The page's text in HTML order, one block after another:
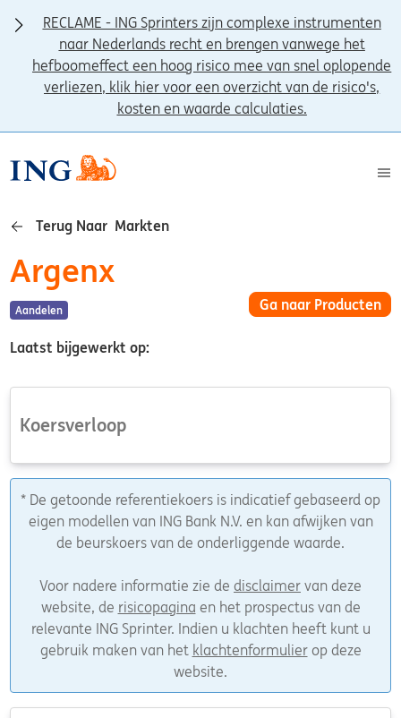
RECLAME - ING Sprinters zijn complexe instrumenten
naar Nederlands recht en brengen vanwege het
hefboomeffect een hoog risico mee van snel oplopende
verliezen, klik hier voor een overzicht van de risico's,
kosten en waarde calculaties.
Terug Naar Markten
Argenx
Aandelen
Laatst bijgewerkt op:
Ga naar Producten
Koersverloop
* De getoonde referentiekoers is indicatief gebaseerd op
eigen modellen van ING Bank N.V. en kan afwijken van
de beurskoers van de onderliggende waarde.
Voor nadere informatie zie de disclaimer van deze
website, de risicopagina en het prospectus van de
relevante ING Sprinter. Indien u klachten heeft kunt u
gebruik maken van het klachtenformulierop deze
website.